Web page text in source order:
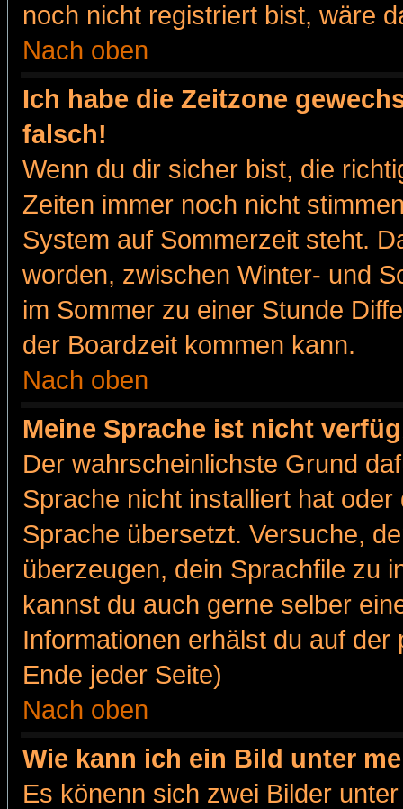
noch nicht registriert bist, wäre
Nach oben
Ich habe die Zeitzone
falsch!
Wenn du dir sicher bist, die
Zeiten immer noch nicht
System auf Sommerzeit steht.
worden, zwischen Winter- und
im Sommer zu einer Stunde
der Boardzeit kommen kann.
Nach oben
Meine Sprache ist nicht
Der wahrscheinlichste Grund
Sprache nicht installiert hat
Sprache übersetzt. Versuche,
überzeugen, dein Sprachfile zu
kannst du auch gerne selber
Informationen erhälst du auf
Ende jeder Seite)
Nach oben
Wie kann ich ein Bild unter
Es könenn sich zwei Bilder